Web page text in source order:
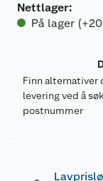
Nettlager:
På lager
Finn alternativer
levering ved å
postnummer